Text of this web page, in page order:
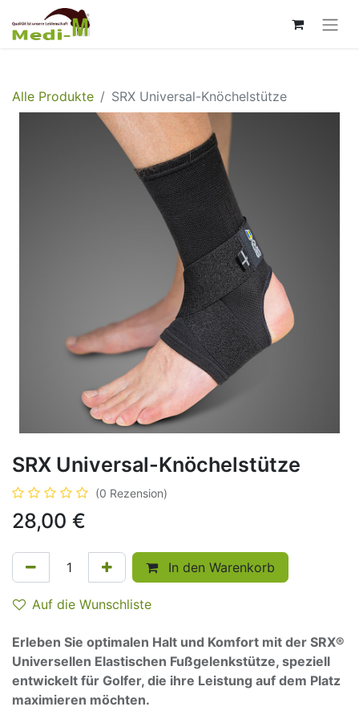
Alle Produkte SRX Universal-Knöchelstütze
SRX Universal-Knöchelstütze
(0 Rezension)
28,00 €
In den Warenkorb
Auf die Wunschliste
Erleben Sie optimalen Halt und Komfort mit der SRX®
Universellen Elastischen Fußgelenkstütze, speziell
entwickelt für Golfer, die ihre Leistung auf dem Platz
maximieren möchten.